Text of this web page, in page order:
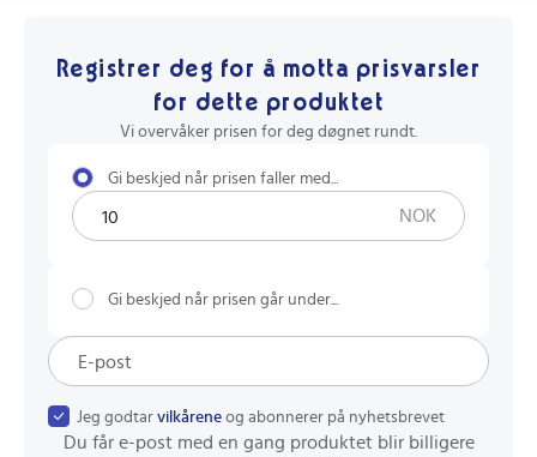
Registrer deg for å motta prisvarsler
for dette produktet
Vi overvåker prisen for deg døgnet rundt.
Gi beskjed når prisen faller med...
NOK
Gi beskjed når prisen går under...
Jeg godtar vilkårene og abonnerer på nyhetsbrevet
Du får e-post med en gang produktet blir billigere